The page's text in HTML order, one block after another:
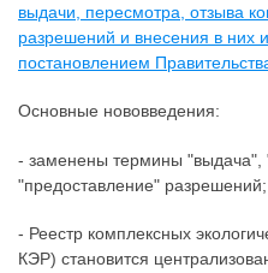
выдачи, пересмотра, отзыва
разрешений и внесения в них
постановлением
Основные нововведения:
- заменены термины "выдача",
"предоставление" разрешений;
- Реестр комплексных
КЭР) становится